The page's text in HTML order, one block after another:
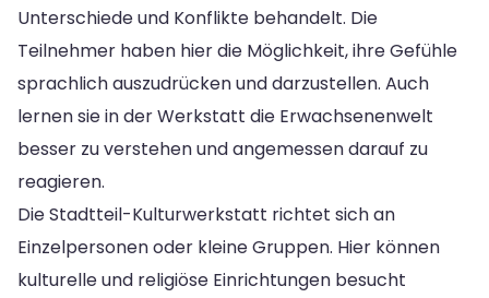
Unterschiede und Konflikte behandelt. Die
Teilnehmer haben hier die Möglichkeit, ihre Gefühle
sprachlich auszudrücken und darzustellen. Auch
lernen sie in der Werkstatt die Erwachsenenwelt
besser zu verstehen und angemessen darauf zu
reagieren.
Die Stadtteil-Kulturwerkstatt richtet sich an
Einzelpersonen oder kleine Gruppen. Hier können
kulturelle und religiöse Einrichtungen besucht